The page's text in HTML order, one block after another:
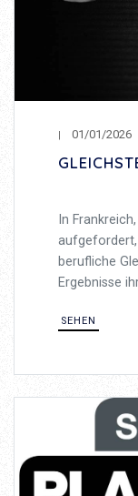
01/01/2026
In
aufgefordert,
berufliche
Ergebnisse
SEHEN